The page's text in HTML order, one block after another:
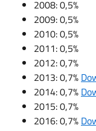
2008: 0,5%
2009: 0,5%
2010: 0,5%
2011: 0,5%
2012: 0,7%
2013: 0,7%
2014: 0,7%
2015: 0,7%
2016: 0,7%